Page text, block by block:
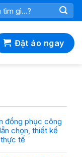
Đặt áo ngay
đồng phục công
chọn, thiết kế
tế